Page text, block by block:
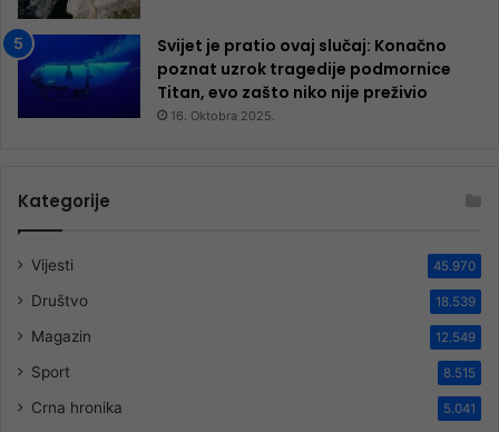
Svijet je pratio ovaj slučaj: Konačno
poznat uzrok tragedije podmornice
Titan, evo zašto niko nije preživio
16. Oktobra 2025.
Kategorije
Vijesti 45.970
Društvo 18.539
Magazin 12.549
Sport 8.515
Crna hronika 5.041